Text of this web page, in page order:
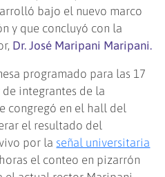
bajo el nuevo marco
y que concluyó con la
Dr. José Maripani Maripani.
programado para las 17
de integrantes de la
congregó en el hall del
el resultado del
por la señal universitaria
el conteo en pizarrón